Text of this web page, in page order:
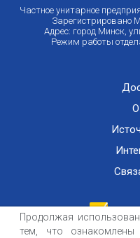
Частное унитарное
Зарегистрировано
Адрес: город Минск,
Режим работы
О
Публичный договор оказания
Продолжая
тем, что